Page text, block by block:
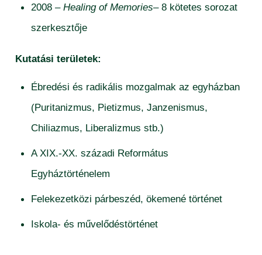
2008 –Healing of Memories– 8 kötetes sorozat
szerkesztője
Kutatási területek:
Ébredési és radikális mozgalmak az egyházban
(Puritanizmus, Pietizmus, Janzenismus,
Chiliazmus, Liberalizmus stb.)
A XIX.-XX. századi Református
Egyháztörténelem
Felekezetközi párbeszéd, ökemené történet
Iskola- és művelődéstörténet